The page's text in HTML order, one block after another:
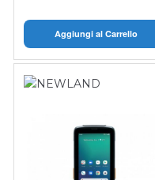
Aggiungi al Carrello